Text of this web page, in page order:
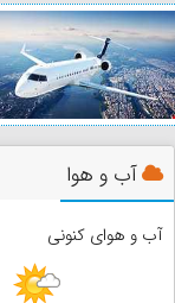
آب و هوا
آب و هوای کنونی